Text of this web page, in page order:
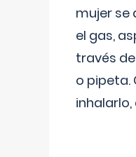
mujer
el gas,
través
o pipeta.
inhalarlo,